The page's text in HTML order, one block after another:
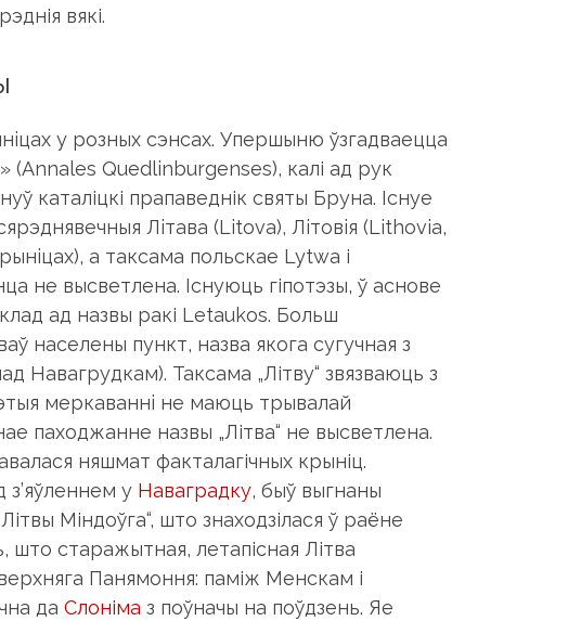
вякі.
y poзныx cэнcax. Упepшыню ўзгадваецца
Quedlinburgenses), калі ад рук
каталіцкі прапаведнік святы Бруна. Існуе
Лiтaвa (Litova), Лiтoвiя (Lithovia,
а таксама польскае Lytwa і
не высветлена. Існуюць гіпотэзы, ў аснове
ад назвы ракі Letaukos. Больш
населены пункт, назва якога сугучная з
Навагрудкам). Таксама „Літву“ звязваюць з
мepкaвaннi нe мaюць тpывaлaй
паходжанне назвы „Літва“ не высветлена.
няшмат факталагічных крыніц.
з’яўленнем у Наваградку, быў выгнаны
Міндоўга“, што знаходзілася ў раёне
што старажытная, летапісная Літва
Панямоння: паміж Менскам і
да Слоніма з поўначы на поўдзень. Яе